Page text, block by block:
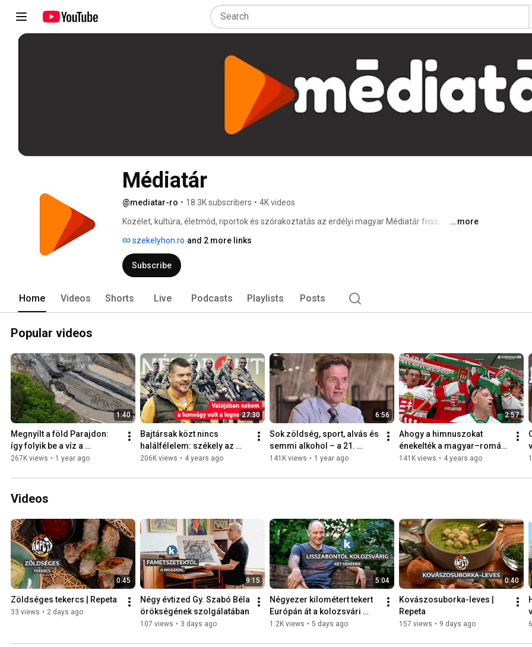
Médiatár
@mediatar-ro • 18.3K subscribers • 4K videos
Közélet, kultúra, életmód, riportok és szórakoztatás az erdélyi magyar Médiatár friss,
stúdióbeszélgetések, közéleti riportok és elemző videók egyaránt megtalálhatók.
...more
szekelyhon.ro and 2 more links
Subscribe
Home Videos Shorts Live Podcasts Playlists Posts
Popular videos
1:40
Megnyílt a föld Parajdon:
így folyik be a víz a
sóbányába
267K views • 1 year ago
27:30
Bajtársak közt nincs
halálfélelem: székely az
idegenlégióban
206K views • 4 years ago
6:56
Sok zöldség, sport, alvás és
semmi alkohol – a 21.
század orvoslása dr.
141K views • 1 year ago
2:57
Ahogy a himnuszokat
énekelték a magyar–román
meccs után
141K views • 4 years ago
Videos
0:45
Zöldséges tekercs | Repeta
33 views • 2 days ago
9:15
Négy évtized Gy. Szabó Béla
örökségének szolgálatában
107 views • 3 days ago
5:04
Négyezer kilométert tekert
Európán át a kolozsvári
orvos
1.2K views • 5 days ago
0:40
Kovászosuborka-leves |
Repeta
157 views • 9 days ago